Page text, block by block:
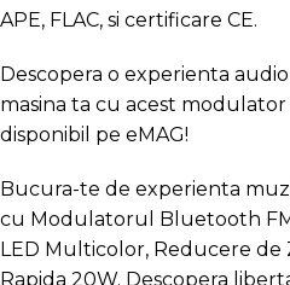
APE, FLAC, si certificare CE.
Descopera o experienta
masina ta cu acest
disponibil pe eMAG!
Bucura-te de experienta
cu Modulatorul Bluetooth
LED Multicolor, Reducere de
Rapida 20W. Descopera